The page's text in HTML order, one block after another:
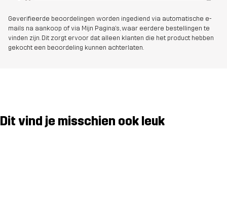
Geverifieerde beoordelingen worden ingediend via automatische e-
mails na aankoop of via Mijn Pagina's, waar eerdere bestellingen te
vinden zijn. Dit zorgt ervoor dat alleen klanten die het product hebben
gekocht een beoordeling kunnen achterlaten.
Dit vind je misschien ook leuk